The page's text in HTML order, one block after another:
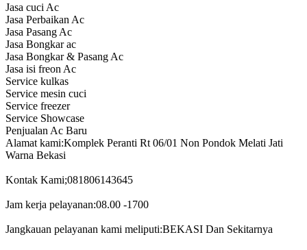
Jasa cuci Ac
Jasa Perbaikan Ac
Jasa Pasang Ac
Jasa Bongkar ac
Jasa Bongkar & Pasang Ac
Jasa isi freon Ac
Service kulkas
Service mesin cuci
Service freezer
Service Showcase
Penjualan Ac Baru
Alamat kami:Komplek Peranti Rt 06/01 Non Pondok Melati Jati
Warna Bekasi
Kontak Kami;081806143645
Jam kerja pelayanan:08.00 -1700
Jangkauan pelayanan kami meliputi:BEKASI Dan Sekitarnya